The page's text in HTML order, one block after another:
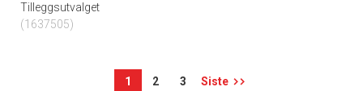
Tilleggsutvalget
(1637505)
1 2 3 Siste